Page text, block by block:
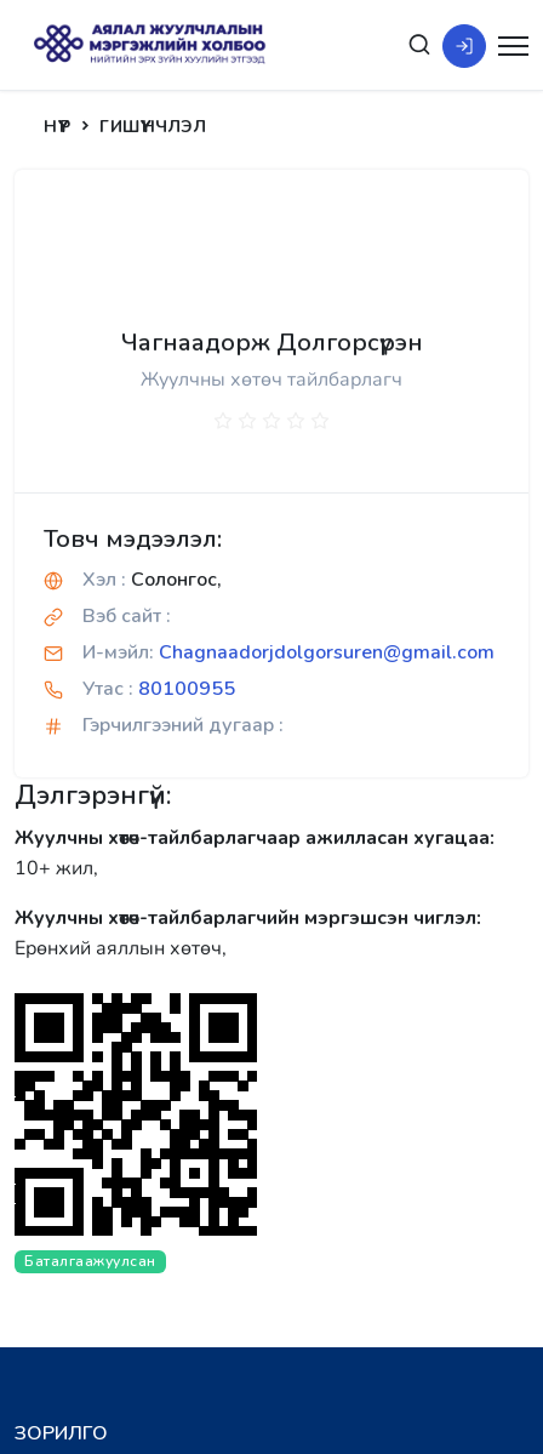
НҮҮР ГИШҮҮНЧЛЭЛ
Чагнаадорж Долгорсүрэн
Жуулчны хөтөч тайлбарлагч
Товч мэдээлэл:
Хэл : Солонгос,
Вэб сайт :
И-мэйл: Chagnaadorjdolgorsuren@gmail.com
Утас : 80100955
Гэрчилгээний дугаар :
Дэлгэрэнгүй:
Жуулчны хөтөч-тайлбарлагчаар ажилласан хугацаа:
10+ жил,
Жуулчны хөтөч-тайлбарлагчийн мэргэшсэн чиглэл:
Ерөнхий аяллын хөтөч,
Баталгаажуулсан
ЗОРИЛГО